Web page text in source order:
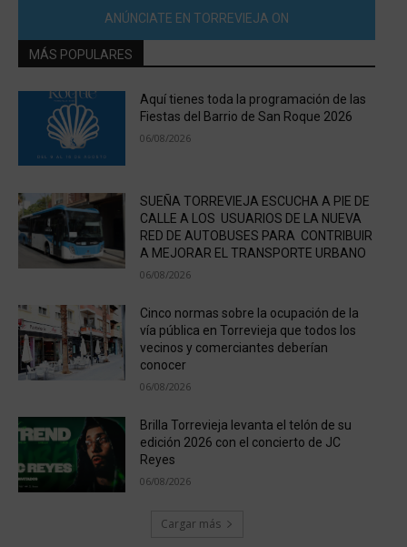
ANÚNCIATE EN TORREVIEJA ON
MÁS POPULARES
Aquí tienes toda la programación de las
Fiestas del Barrio de San Roque 2026
06/08/2026
SUEÑA TORREVIEJA ESCUCHA A PIE DE
CALLE A LOS USUARIOS DE LA NUEVA
RED DE AUTOBUSES PARA CONTRIBUIR
A MEJORAR EL TRANSPORTE URBANO
06/08/2026
Cinco normas sobre la ocupación de la
vía pública en Torrevieja que todos los
vecinos y comerciantes deberían
conocer
06/08/2026
Brilla Torrevieja levanta el telón de su
edición 2026 con el concierto de JC
Reyes
06/08/2026
Cargar más